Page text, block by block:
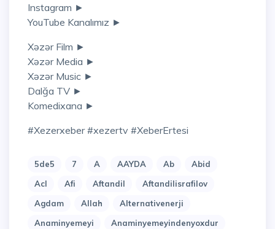
Instagram ►
YouTube Kanalımız ►
Xəzər Film ►
Xəzər Media ►
Xəzər Music ►
Dalğa TV ►
Komedixana ►
#xezerxeber #xezertv #XeberErtesi
5de5 7 A AAYDA Ab
Abid
Acl
Afi Aftandil
Aftandilisrafilov
Agdam
Allah
Alternativenerji
Anaminyemeyi
Anaminyemeyindenyoxdur